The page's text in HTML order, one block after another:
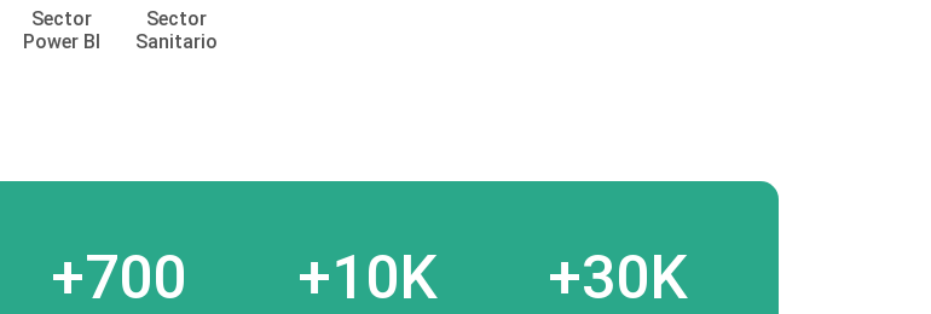
Sector
Power BI
Sector
Sanitario
+700 +10K +30K